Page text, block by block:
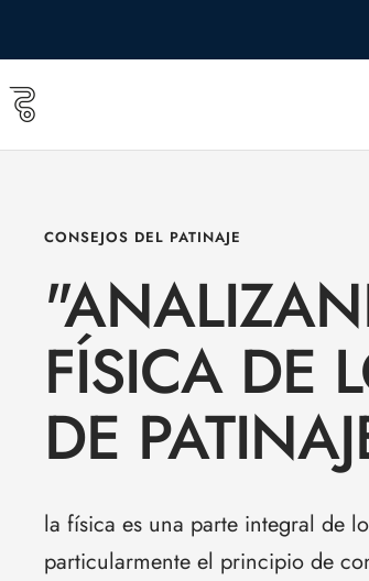
contenido
Roll
Roll
CONSEJOS DEL PATINAJE
FÍSICA DE
DE
la física es una parte integral de
particularmente el principio de